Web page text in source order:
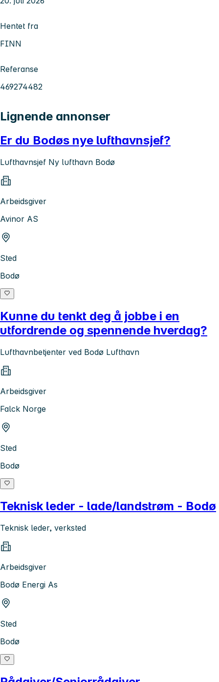
Hentet fra
FINN
Referanse
469274482
Lignende annonser
Er du Bodøs nye lufthavnsjef?
Lufthavnsjef Ny lufthavn Bodø
Arbeidsgiver
Avinor AS
Sted
Bodø
Kunne du tenkt deg å jobbe i en
utfordrende og spennende hverdag?
Lufthavnbetjenter ved Bodø Lufthavn
Arbeidsgiver
Falck Norge
Sted
Bodø
Teknisk leder - lade/landstrøm - Bodø
Teknisk leder, verksted
Arbeidsgiver
Bodø Energi As
Sted
Bodø